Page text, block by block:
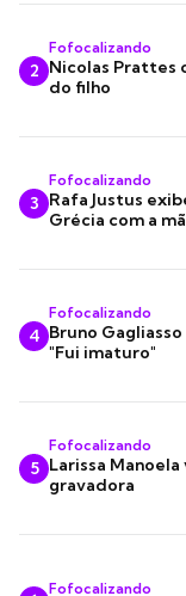
2
Fofocalizando
Nicolas Prattes
do filho
3
Fofocalizando
Rafa Justus
Grécia com a
4
Fofocalizando
Bruno
"Fui imaturo"
5
Fofocalizando
Larissa
gravadora
Fofocalizando